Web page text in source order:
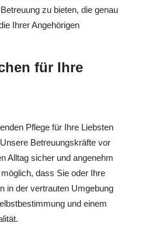
zu bieten, die genau
Ihrer Angehörigen
für Ihre
Pflege für Ihre Liebsten
Betreuungskräfte vor
Alltag sicher und angenehm
dass Sie oder Ihre
in der vertrauten Umgebung
und einem